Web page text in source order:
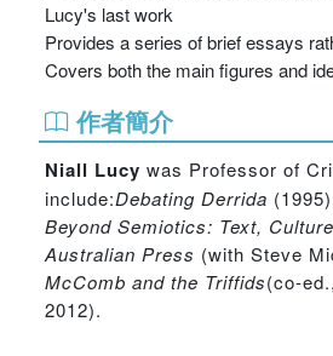
Lucy's last work
Provides a series of brief essays
Covers both the main figures and
作者簡介
Niall Lucy was Professor of
include:Debating Derrida
Beyond Semiotics: Text,
Australian Press (with Steve
McComb and the Triffids(co-
2012).